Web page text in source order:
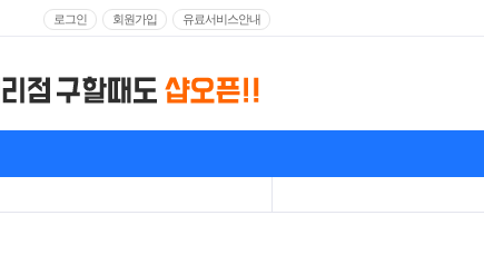
로그인 회원가입 유료서비스안내